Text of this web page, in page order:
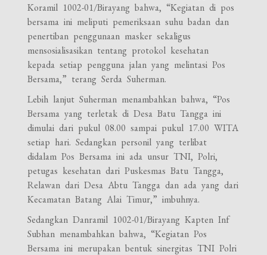
Koramil 1002-01/Birayang bahwa, “Kegiatan di pos
bersama ini meliputi pemeriksaan suhu badan dan
penertiban penggunaan masker sekaligus
mensosialisasikan tentang protokol kesehatan
kepada setiap pengguna jalan yang melintasi Pos
Bersama,” terang Serda Suherman.
Lebih lanjut Suherman menambahkan bahwa, “Pos
Bersama yang terletak di Desa Batu Tangga ini
dimulai dari pukul 08.00 sampai pukul 17.00 WITA
setiap hari. Sedangkan personil yang terlibat
didalam Pos Bersama ini ada unsur TNI, Polri,
petugas kesehatan dari Puskesmas Batu Tangga,
Relawan dari Desa Abtu Tangga dan ada yang dari
Kecamatan Batang Alai Timur,” imbuhnya.
Sedangkan Danramil 1002-01/Birayang Kapten Inf
Subhan menambahkan bahwa, “Kegiatan Pos
Bersama ini merupakan bentuk sinergitas TNI Polri